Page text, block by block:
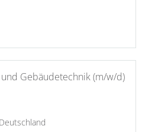
Gebäudetechnik (m/w/d)